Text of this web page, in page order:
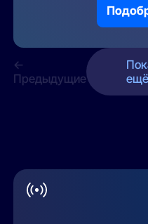
←
Предыдущие
ещё